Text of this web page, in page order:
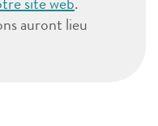
site web.
auront lieu